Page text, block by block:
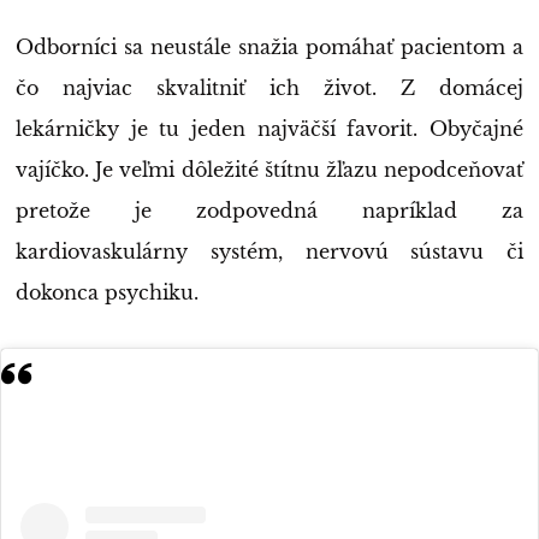
Odborníci sa neustále snažia pomáhať pacientom a
čo najviac skvalitniť ich život. Z domácej
lekárničky je tu jeden najväčší favorit. Obyčajné
vajíčko. Je veľmi dôležité štítnu žľazu nepodceňovať
pretože je zodpovedná napríklad za
kardiovaskulárny systém, nervovú sústavu či
dokonca psychiku.